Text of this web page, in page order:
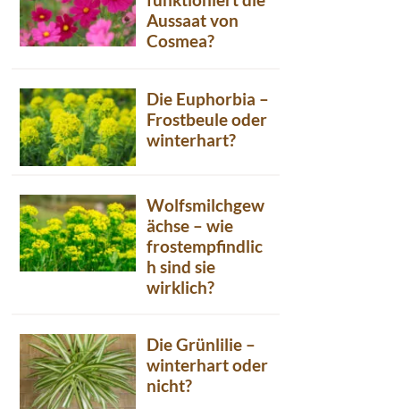
Aussaat von
Cosmea?
Die Euphorbia –
Frostbeule oder
winterhart?
Wolfsmilchgew
ächse – wie
frostempfindlic
h sind sie
wirklich?
Die Grünlilie –
winterhart oder
nicht?